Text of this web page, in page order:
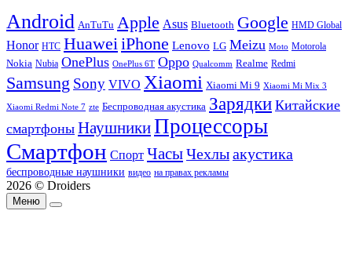
Android AnTuTu Apple Asus Bluetooth Google HMD Global
Honor HTC HuaweiiPhone Lenovo LG Meizu Moto Motorola
Nokia Nubia OnePlus OnePlus 6T Oppo Qualcomm Realme Redmi
Samsung Sony VIVO Xiaomi Xiaomi Mi 9 Xiaomi Mi Mix 3
Xiaomi Redmi Note 7 zte Беспроводная акустика Зарядки Китайские
смартфоны НаушникиПроцессоры
Смартфон Спорт ЧасыЧехлыакустика
беспроводные наушники видео на правах рекламы
2026 © Droiders
Меню